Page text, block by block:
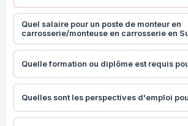
Quel salaire pour un poste de monteur en
carrosserie/monteuse en carrosserie en
Quelle formation ou diplôme est requis
Quelles sont les perspectives d'emploi